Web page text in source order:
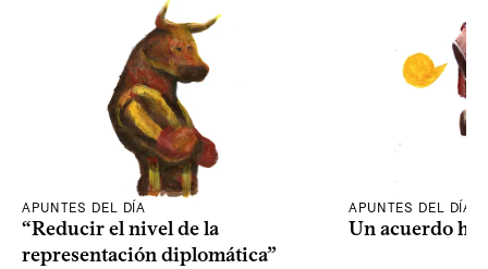
APUNTES DEL DÍA
“Reducir el nivel de la
representación diplomática”
APUNTES DEL DÍA
Un acuerdo